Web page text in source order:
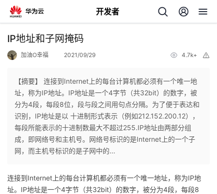
开发者
返
个
人
页
我
开
IP地址和子网掩码
加油O幸福 2021/09/29 4.7k+
【摘要】 连接到Internet上的每台计算机都必须有一个唯一地
址，称为IP地址。IP地址是一个4字节（共32bit）的数字，被
分为4段，每段8位，段与段之间用句点分隔。为了便于表达和
识别，IP地址是以 十进制形式表示（例如212.152.200.12），
每段所能表示的十进制数最大不超过255.IP地址由两部分组
成，即网络号和主机号。网络号标识的是Internet上的一个子
网，而主机号标识的是子网中的...
连接到Internet上的每台计算机都必须有一个唯一地址，称为IP地
址。IP地址是一个4字节（共32bit）的数字，被分为4段，每段8